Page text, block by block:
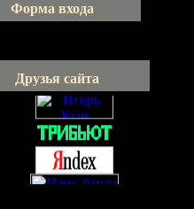
Форма входа
Друзья сайта
и